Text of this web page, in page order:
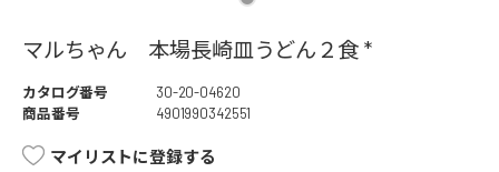
マルちゃん 本場長崎皿うどん２食 *
カタログ番号
30-20-04620
商品番号
4901990342551
マイリストに登録する